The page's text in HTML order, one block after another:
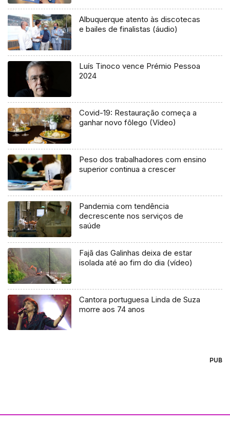
Albuquerque atento às discotecas
e bailes de finalistas (áudio)
Luís Tinoco vence Prémio Pessoa
2024
Covid-19: Restauração começa a
ganhar novo fôlego (Vídeo)
Peso dos trabalhadores com ensino
superior continua a crescer
Pandemia com tendência
decrescente nos serviços de
saúde
Fajã das Galinhas deixa de estar
isolada até ao fim do dia (vídeo)
Cantora portuguesa Linda de Suza
morre aos 74 anos
PUB